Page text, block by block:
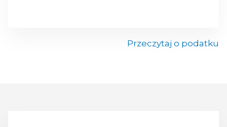
Przeczytaj o podatku